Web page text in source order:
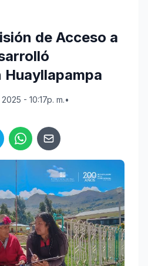
de Acceso a
- 10:17p. m.•